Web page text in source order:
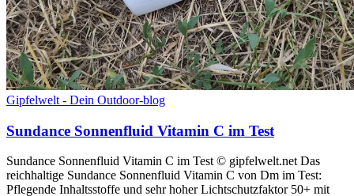
Gipfelwelt - Dein Outdoor-blog
Sundance Sonnenfluid Vitamin C im Test
Sundance Sonnenfluid Vitamin C im Test © gipfelwelt.net Das
reichhaltige Sundance Sonnenfluid Vitamin C von Dm im Test:
Pflegende Inhaltsstoffe und sehr hoher Lichtschutzfaktor 50+ mit